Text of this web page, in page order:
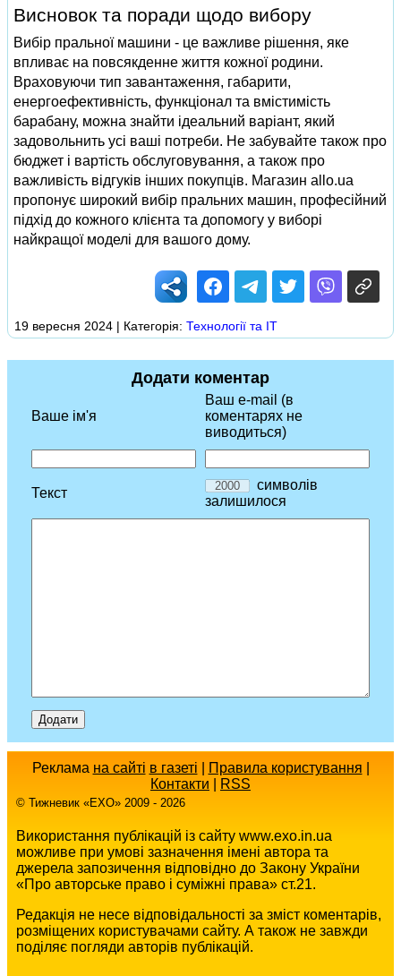
Висновок та поради щодо вибору
Вибір пральної машини - це важливе рішення, яке
впливає на повсякденне життя кожної родини.
Враховуючи тип завантаження, габарити,
енергоефективність, функціонал та вмістимість
барабану, можна знайти ідеальний варіант, який
задовольнить усі ваші потреби. Не забувайте також про
бюджет і вартість обслуговування, а також про
важливість відгуків інших покупців. Магазин allo.ua
пропонує широкий вибір пральних машин, професійний
підхід до кожного клієнта та допомогу у виборі
найкращої моделі для вашого дому.
19 вересня 2024 | Категорія: Технології та ІТ
Додати коментар
Ваше ім'я
Ваш e-mail (в
коментарях не
виводиться)
Текст
символів
залишилося
Реклама на сайті в газеті Правила користування
Контакти
RSS
© Тижневик «EХO» 2009 - 2026
Використання публікацій із сайту www.exo.in.ua
можливе при умові зазначення імені автора та
джерела запозичення відповідно до Закону України
«Про авторське право і суміжні права» ст.21.
Редакція не несе відповідальності за зміст коментарів,
розміщених користувачами сайту. А також не завжди
поділяє погляди авторів публікацій.